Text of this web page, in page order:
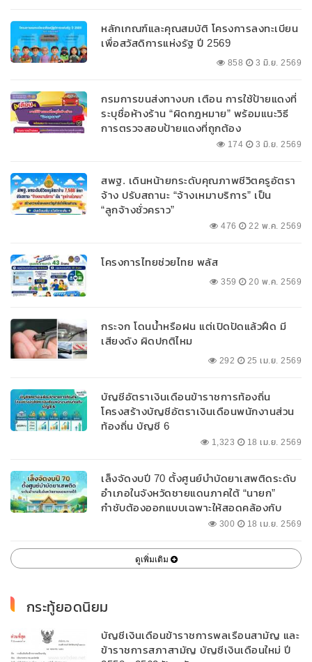
หลักเกณฑ์และคุณสมบัติ โครงการลงทะเบียน
เพื่อสวัสดิการแห่งรัฐ ปี 2569
858 3 มิ.ย. 2569
กรมการขนส่งทางบก เตือน การใช้ป้ายแดงที่
ระบุชื่อห้างร้าน “ผิดกฎหมาย” พร้อมแนะวิธี
การตรวจสอบป้ายแดงที่ถูกต้อง
174 3 มิ.ย. 2569
สพฐ. เดินหน้ายกระดับคุณภาพชีวิตครูอัตรา
จ้าง ปรับสถานะ “จ้างเหมาบริการ” เป็น
“ลูกจ้างชั่วคราว”
476 22 พ.ค. 2569
โครงการไทยช่วยไทย พลัส
359 20 พ.ค. 2569
กระจก โดนน้ำหรือฝน แต่เปิดปัดแล้วฝืด มี
เสียงดัง ผิดปกติไหม
292 25 เม.ย. 2569
บัญชีอัตราเงินเดือนข้าราชการท้องถิ่น
โครงสร้างบัญชีอัตราเงินเดือนพนักงานส่วน
ท้องถิ่น บัญชี 6
1,323 18 เม.ย. 2569
เล็งจัดงบปี 70 ตั้งศูนย์บำบัดยาเสพติดระดับ
อำเภอในจังหวัดชายแดนภาคใต้ “นายก”
กำชับต้องออกแบบเฉพาะให้สอดคล้องกับ
300 18 เม.ย. 2569
ดูเพิ่มเติม
กระทู้ยอดนิยม
บัญชีเงินเดือนข้าราชการพลเรือนสามัญ และ
ข้าราชการสภาสามัญ บัญชีเงินเดือนใหม่ ปี